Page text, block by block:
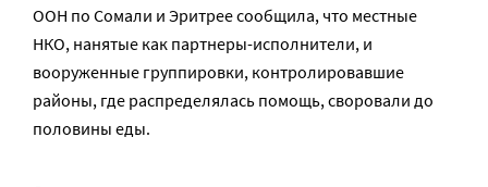
ООН по Сомали и Эритрее сообщила, что местные
НКО, нанятые как партнеры-исполнители, и
вооруженные группировки, контролировавшие
районы, где распределялась помощь, своровали до
половины еды.